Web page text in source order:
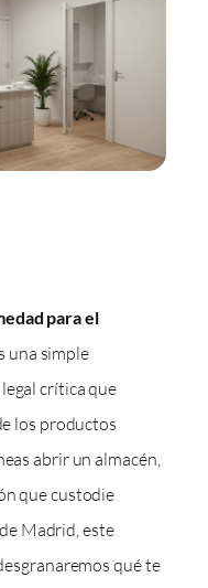
para el
una simple
crítica que
los productos
abrir un almacén,
que custodie
Madrid, este
qué te